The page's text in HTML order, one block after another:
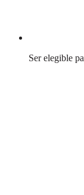
Ser elegible